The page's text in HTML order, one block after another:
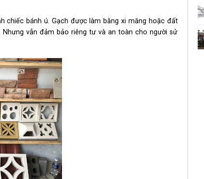
chiếc bánh ú. Gạch được làm bằng xi măng hoặc đất
vẫn đảm bảo riêng tư và an toàn cho người sử